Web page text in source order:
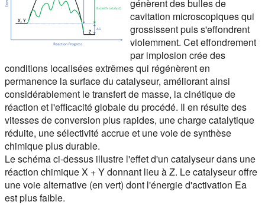
génèrent des bulles de
cavitation microscopiques qui
grossissent puis s'effondrent
violemment. Cet effondrement
par implosion crée des
conditions localisées extrêmes qui régénèrent en
permanence la surface du catalyseur, améliorant ainsi
considérablement le transfert de masse, la cinétique de
réaction et l'efficacité globale du procédé. Il en résulte des
vitesses de conversion plus rapides, une charge catalytique
réduite, une sélectivité accrue et une voie de synthèse
chimique plus durable.
Le schéma ci-dessus illustre l'effet d'un catalyseur dans une
réaction chimique X + Y donnant lieu à Z. Le catalyseur offre
une voie alternative (en vert) dont l'énergie d'activation Ea
est plus faible.